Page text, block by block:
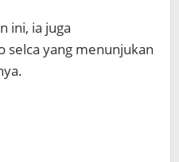
ini, ia juga
selca yang menunjukan